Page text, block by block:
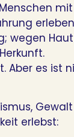
Menschen
wegen
Aber es ist
erlebst: